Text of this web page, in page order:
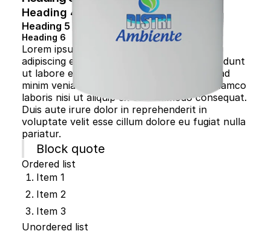
Heading 4
Heading 5
Heading 6
Lorem ipsum dolor sit amet, consectetur
adipiscing elit, sed do eiusmod tempor incididunt
ut labore et dolore magna aliqua. Ut enim ad
minim veniam, quis nostrud exercitation ullamco
laboris nisi ut aliquip ex ea commodo consequat.
Duis aute irure dolor in reprehenderit in
voluptate velit esse cillum dolore eu fugiat nulla
pariatur.
Block quote
Ordered list
Item 1
Item 2
Item 3
Unordered list